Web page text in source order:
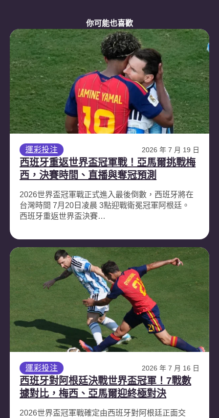
你可能也喜歡
運彩投注 2026 年 7 月 19 日
西班牙重返世界盃冠軍戰！亞馬爾挑戰梅
西，決賽時間、直播與奪冠預測
2026世界盃冠軍戰正式進入最後倒數，西班牙將在
台灣時間 7月20日凌晨 3點迎戰衛冕冠軍阿根廷。
西班牙重返世界盃決賽…
運彩投注 2026 年 7 月 16 日
西班牙對阿根廷決戰世界盃冠軍！7戰數
據對比，梅西、亞馬爾迎終極對決
2026世界盃冠軍戰確定由西班牙對阿根廷正面交